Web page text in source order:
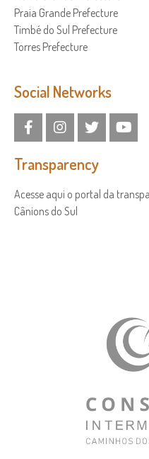
Praia Grande Prefecture
Timbé do Sul Prefecture
Torres Prefecture
Social Networks
Transparency
Acesse aqui o portal da
Cânions do Sul